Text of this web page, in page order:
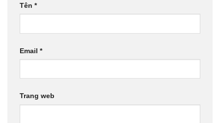
Tên *
Email *
Trang web